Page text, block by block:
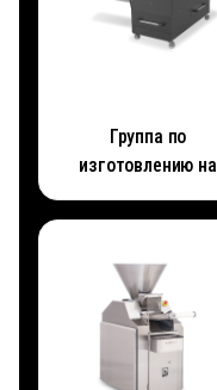
Группа по
изготовлению на
заказ